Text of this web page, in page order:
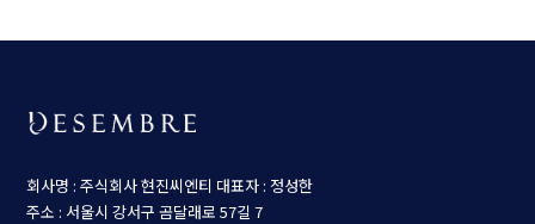
회사명 : 주식회사 현진씨엔티 대표자 : 정성한
주소 : 서울시 강서구 곰달래로 57길 7